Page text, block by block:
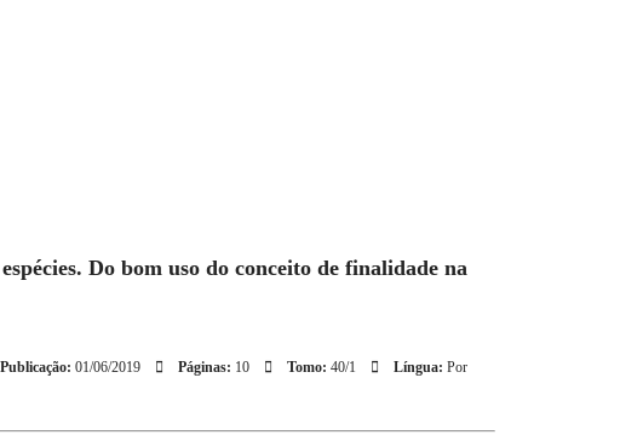
Do bom uso do conceito de finalidade na
01/06/2019 Páginas: 10 Tomo: 40/1 Língua: Por